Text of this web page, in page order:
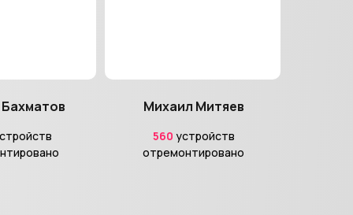
Михаил Митяев
560 устройств
отремонтировано